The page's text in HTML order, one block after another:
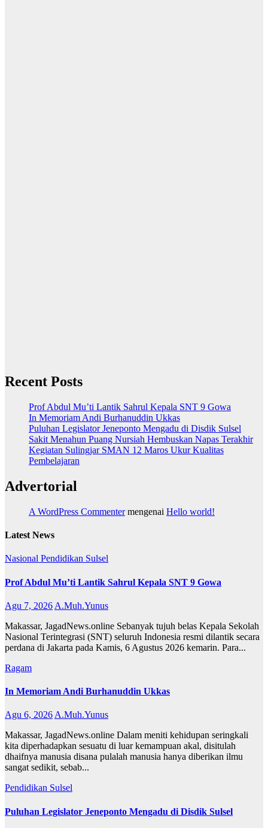
Recent Posts
Prof Abdul Mu’ti Lantik Sahrul Kepala SNT 9 Gowa
In Memoriam Andi Burhanuddin Ukkas
Puluhan Legislator Jeneponto Mengadu di Disdik Sulsel
Sakit Menahun Puang Nursiah Hembuskan Napas Terakhir
Kegiatan Sulingjar SMAN 12 Maros Ukur Kualitas
Pembelajaran
Advertorial
A WordPress Commentermengenai Hello world!
Latest News
Nasional Pendidikan Sulsel
Prof Abdul Mu’ti Lantik Sahrul Kepala SNT 9 Gowa
Agu 7, 2026 A.Muh.Yunus
Makassar, JagadNews.online Sebanyak tujuh belas Kepala Sekolah
Nasional Terintegrasi (SNT) seluruh Indonesia resmi dilantik secara
perdana di Jakarta pada Kamis, 6 Agustus 2026 kemarin. Para...
Ragam
In Memoriam Andi Burhanuddin Ukkas
Agu 6, 2026A.Muh.Yunus
Makassar, JagadNews.online Dalam meniti kehidupan seringkali
kita diperhadapkan sesuatu di luar kemampuan akal, disitulah
dhaifnya manusia disana pulalah manusia hanya diberikan ilmu
sangat sedikit, sebab...
Pendidikan Sulsel
Puluhan Legislator Jeneponto Mengadu di Disdik Sulsel